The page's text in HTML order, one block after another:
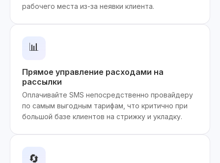
рабочего места из-за неявки клиента.
📊
Прямое управление расходами на
рассылки
Оплачивайте SMS непосредственно провайдеру
по самым выгодным тарифам, что критично при
большой базе клиентов на стрижку и укладку.
🔄